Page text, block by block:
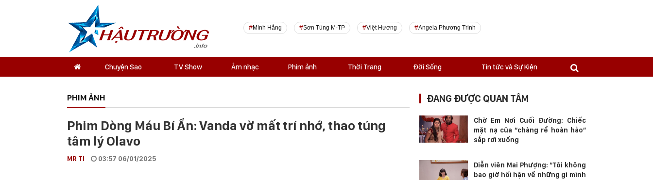
Minh Hằng Sơn Tùng M-TP Việt Hương Angela Phương Trinh
Chuyện Sao TV Show Âm nhạc Phim ảnh Thời Trang Đời Sống Tin tức và Sự Kiện
PHIM ẢNH
Phim Dòng Máu Bí Ẩn: Vanda vờ mất trí nhớ, thao túng
tâm lý Olavo
MR TI 03:57 06/01/2025
ĐANG ĐƯỢC QUAN TÂM
Chờ Em Nơi Cuối Đường: Chiếc
mặt nạ của “chàng rể hoàn hảo”
sắp rơi xuống
Diễn viên Mai Phượng: “Tôi không
bao giờ hối hận về những gì mình